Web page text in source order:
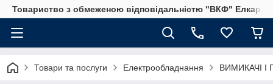
Товариство з обмеженою відповідальністю "ВКФ" Елкар"
Товари та послуги Електрообладнання ВИМИКАЧІ І